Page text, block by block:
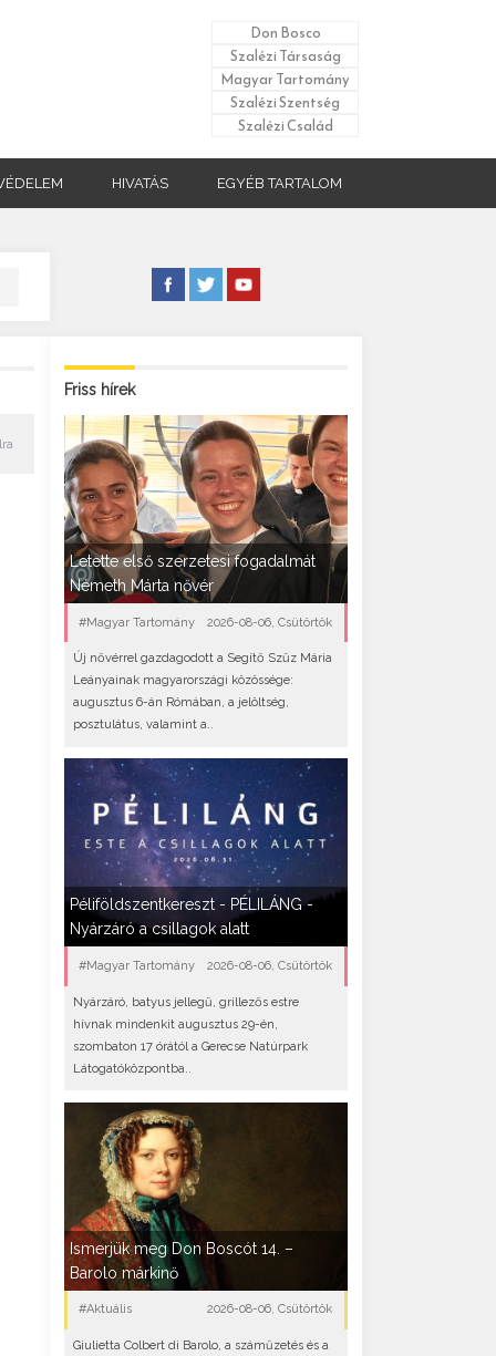
Don Bosco
Szalézi Társaság
Magyar Tartomány
Szalézi Szentség
Szalézi Család
HIVATÁS EGYÉB TARTALOM
Friss hírek
Letette első szerzetesi fogadalmát
Németh Márta nővér
#Magyar Tartomány 2026-08-06, Csütörtök
Új nővérrel gazdagodott a Segítő Szűz Mária
Leányainak magyarországi közössége:
augusztus 6-án Rómában, a jelöltség,
posztulátus, valamint a..
Péliföldszentkereszt - PÉLILÁNG -
Nyárzáró a csillagok alatt
#Magyar Tartomány 2026-08-06, Csütörtök
Nyárzáró, batyus jellegű, grillezős estre
hívnak mindenkit augusztus 29-én,
szombaton 17 órától a Gerecse Natúrpark
Látogatóközpontba..
Ismerjük meg Don Boscót 14. –
Barolo márkinő
#Aktuális 2026-08-06, Csütörtök
Giulietta Colbert di Barolo, a száműzetés és a